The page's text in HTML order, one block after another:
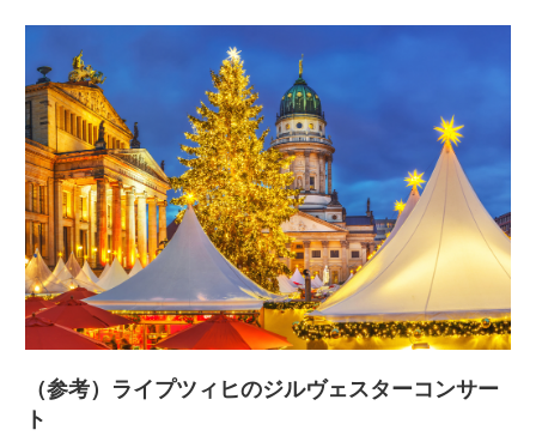
（参考）ライプツィヒのジルヴェスターコンサー
ト